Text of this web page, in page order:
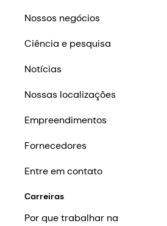
Nossos negócios
Ciência e pesquisa
Notícias
Nossas localizações
Empreendimentos
Fornecedores
Entre em contato
Carreiras
Por que trabalhar na